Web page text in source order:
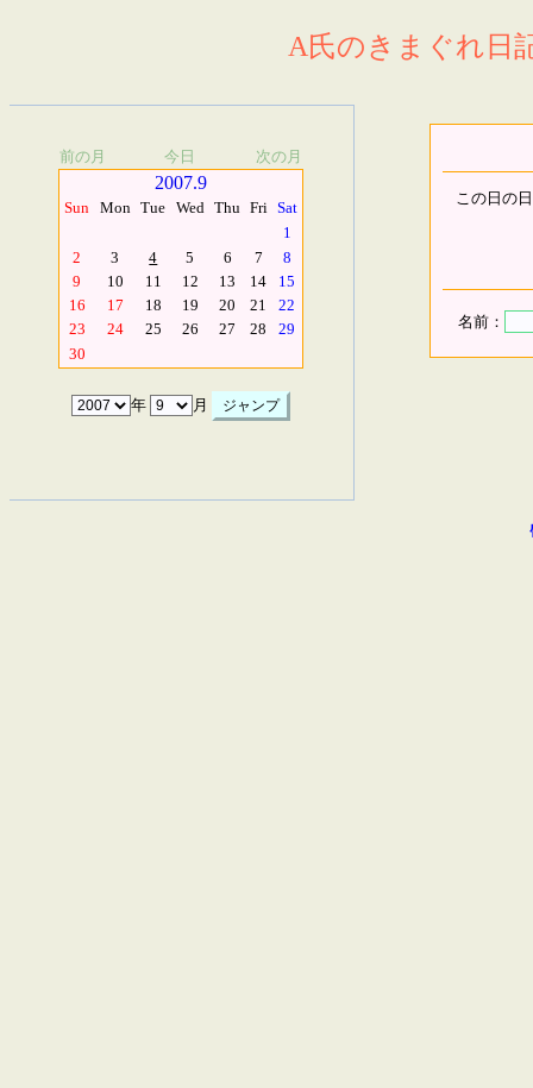
A氏のきまぐれ日
前の月 今日 次の月
2007.9
Sun Mon Tue Wed Thu Fri Sat
1
2
3 4 5 6 7
8
9
10 11 12 13 14
15
16
17 18 19 20 21
22
23
24 25 26 27 28
29
30
年 月
この日の
名前：